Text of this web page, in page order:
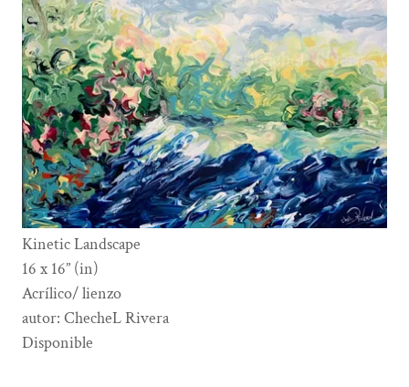
Kinetic Landscape
16 x 16” (in)
Acrílico/ lienzo
autor: ChecheL Rivera
Disponible